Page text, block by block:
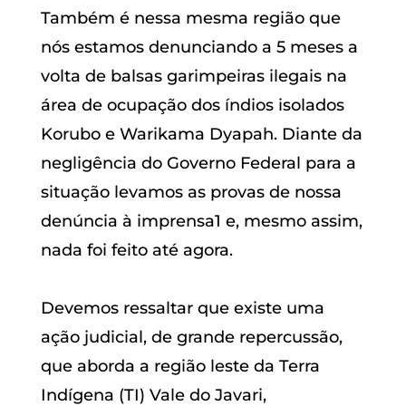
Também é nessa mesma região que
nós estamos denunciando a 5 meses a
volta de balsas garimpeiras ilegais na
área de ocupação dos índios isolados
Korubo e Warikama Dyapah. Diante da
negligência do Governo Federal para a
situação levamos as provas de nossa
denúncia à imprensa1 e, mesmo assim,
nada foi feito até agora.
Devemos ressaltar que existe uma
ação judicial, de grande repercussão,
que aborda a região leste da Terra
Indígena (TI) Vale do Javari,